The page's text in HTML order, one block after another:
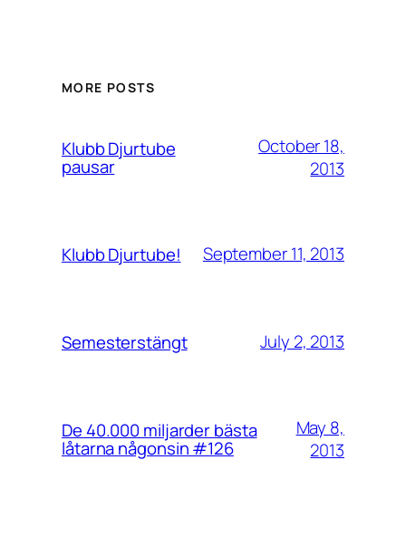
MORE POSTS
Klubb Djurtube
pausar
October 18,
2013
Klubb Djurtube! September 11, 2013
Semesterstängt July 2, 2013
De 40.000 miljarder bästa
låtarna någonsin #126
May 8,
2013